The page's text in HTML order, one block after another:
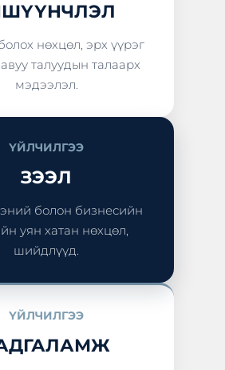
нөхцөл, эрх үүрэг
талуудын талаарх
мэдээлэл.
ҮЙЛЧИЛГЭЭ
ЗЭЭЛ
болон бизнесийн
уян хатан нөхцөл,
шийдлүүд.
ҮЙЛЧИЛГЭЭ